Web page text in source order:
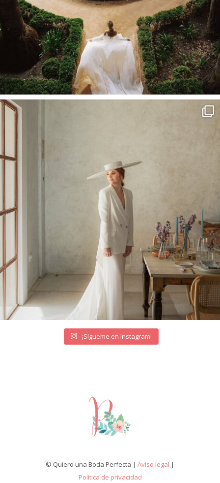
¡Sígueme en Instagram!
© Quiero una Boda Perfecta | Aviso legal |
Política de privacidad